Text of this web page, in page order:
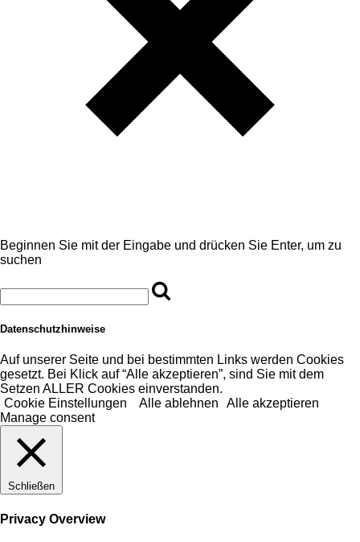
Beginnen Sie mit der Eingabe und drücken Sie Enter, um zu
suchen
Datenschutzhinweise
Auf unserer Seite und bei bestimmten Links werden Cookies
gesetzt. Bei Klick auf “Alle akzeptieren”, sind Sie mit dem
Setzen ALLER Cookies einverstanden.
Cookie Einstellungen
Alle ablehnen
Alle akzeptieren
Manage consent
Schließen
Privacy Overview